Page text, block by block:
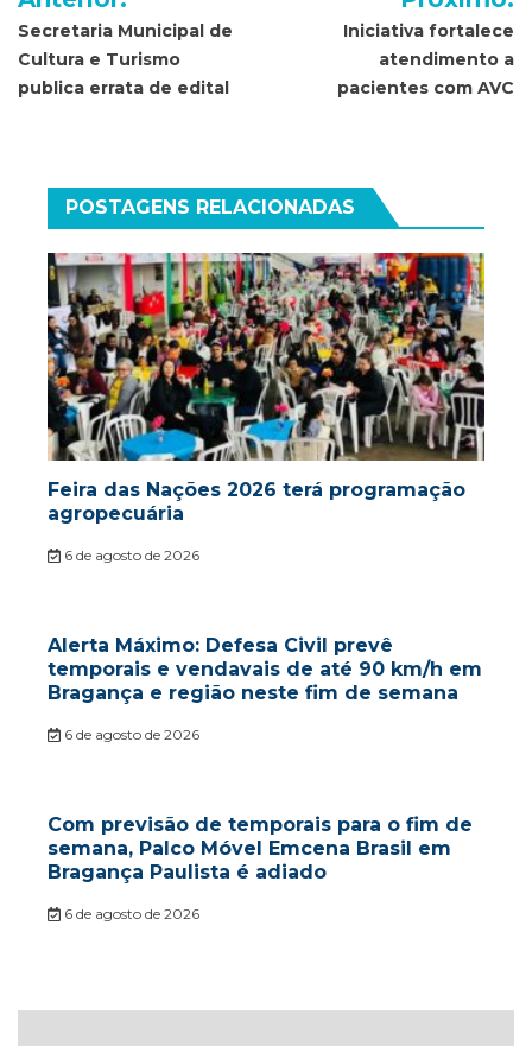
de
Post
Secretaria Municipal de
Cultura e Turismo
publica errata de edital
Iniciativa fortalece
atendimento a
pacientes com AVC
POSTAGENS RELACIONADAS
Feira das Nações 2026 terá programação
agropecuária
6 de agosto de 2026
Alerta Máximo: Defesa Civil prevê
temporais e vendavais de até 90 km/h em
Bragança e região neste fim de semana
6 de agosto de 2026
Com previsão de temporais para o fim de
semana, Palco Móvel Emcena Brasil em
Bragança Paulista é adiado
6 de agosto de 2026